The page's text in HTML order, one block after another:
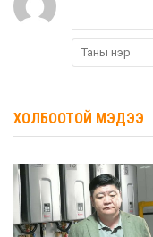
ХОЛБООТОЙ МЭДЭЭ